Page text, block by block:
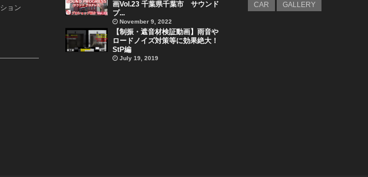
ョン
画Vol.23 千葉県千葉市 サウンド
プ...
November 9, 2022
【制振・遮音材検証動画】雨音や
ロードノイズ対策等に効果絶大！
StP編
July 19, 2019
CAR GALLERY